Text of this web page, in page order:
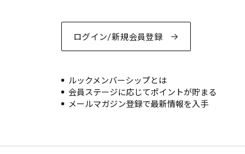
ログイン/新規会員登録
ルックメンバーシップとは
会員ステージに応じてポイントが貯まる
メールマガジン登録で最新情報を入手